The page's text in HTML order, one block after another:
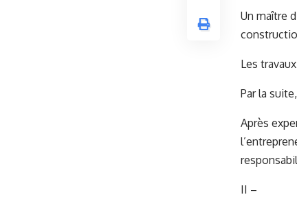
Un maître
Les
Par la
Après
II –